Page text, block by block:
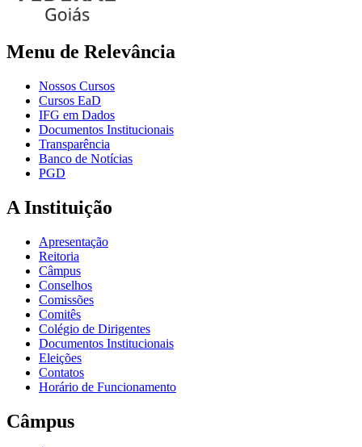
Menu de Relevância
Nossos Cursos
Cursos EaD
IFG em Dados
Documentos Institucionais
Transparência
Banco de Notícias
PGD
A Instituição
Apresentação
Reitoria
Câmpus
Conselhos
Comissões
Comitês
Colégio de Dirigentes
Documentos Institucionais
Eleições
Contatos
Horário de Funcionamento
Câmpus